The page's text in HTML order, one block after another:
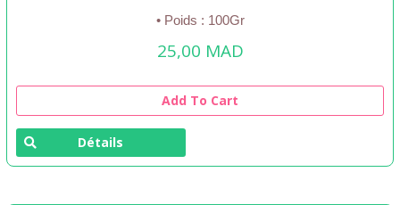
• Poids : 100Gr
25,00 MAD
Add To Cart
Détails